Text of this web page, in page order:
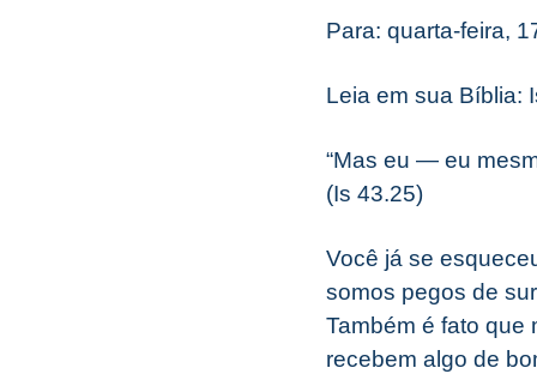
Para: quarta-feira,
Leia em sua Bíblia:
“Mas eu — eu
(Is 43.25)
Você já se
somos pegos de
Também é fato que
recebem algo de